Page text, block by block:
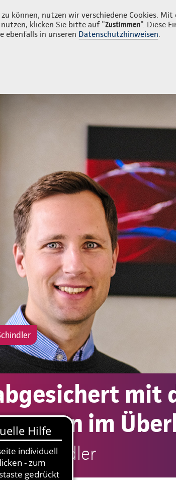
können, nutzen wir verschiedene Cookies.
klicken Sie bitte auf "Zustimmen". Diese
ebenfalls in unseren Datenschutzhinweisen.
PrivatkundenFirmenkunden
mit
im
Schindler